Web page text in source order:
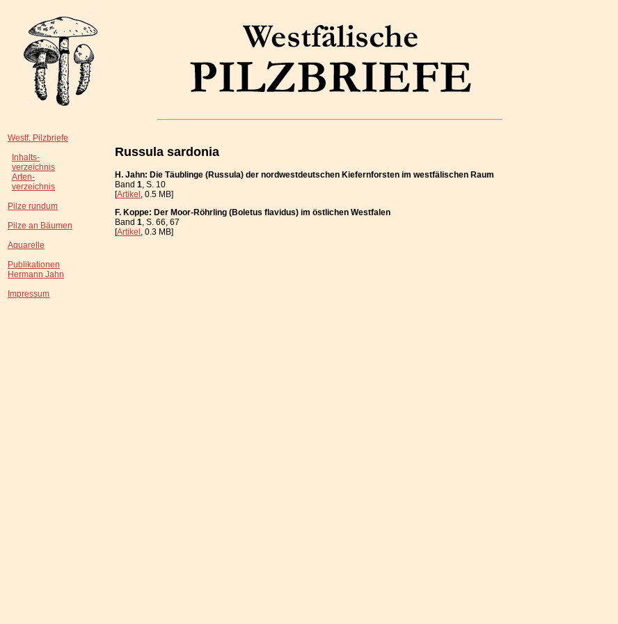
Westf. Pilzbriefe
Inhalts-
verzeichnis
Arten-
verzeichnis
Pilze rundum
Pilze an Bäumen
Aquarelle
Publikationen
Hermann Jahn
Impressum
Russula sardonia
H. Jahn: Die Täublinge (Russula) der nordwestdeutschen Kiefernforsten im westfälischen Raum
Band 1, S. 10
[Artikel, 0.5 MB]
F. Koppe: Der Moor-Röhrling (Boletus flavidus) im östlichen Westfalen
Band 1, S. 66, 67
[Artikel, 0.3 MB]